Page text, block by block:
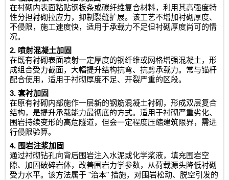
在衬砌内表面粘贴钢板条或碳纤维复合材料，利用其高强度特
性分担衬砌拉应力，抑制裂缝扩展。该工艺不增加衬砌厚度、
不侵限，施工速度快，适用于承载力不足但衬砌厚度尚可的情
况。
2. 喷射混凝土加固
在既有衬砌表面喷射一定厚度的钢纤维或网格增强混凝土，形
成组合受力截面，大幅提升结构抗弯、抗剪承载力。常与锚杆
配合使用，适用于衬砌厚度不足、开裂严重的区段。
3.套衬加固
在原有衬砌内部施作一层新的钢筋混凝土衬砌，形成双层复合
结构，是提升承载能力最彻底的方式。适用于衬砌严重劣化、
围岩持续变形的高危隧道，但会一定程度压缩建筑限界，需进
行侵限验算。
4. 围岩注浆加固
通过衬砌钻孔向背后围岩注入水泥或化学浆液，填充围岩空
隙、加固破碎岩体，改善围岩力学参数，从荷载源头降低衬砌
受力水平。该方法属于 "治本"措施，对围岩松动、脱空引发的